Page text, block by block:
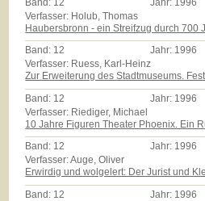
Band: 12 Jahr: 1996
Verfasser: Holub, Thomas
Haubersbronn - ein Streifzug durch 700
Band: 12 Jahr: 1996
Verfasser: Ruess, Karl-Heinz
Zur Erweiterung des Stadtmuseums.
Band: 12 Jahr: 1996
Verfasser: Riediger, Michael
10 Jahre Figuren Theater Phoenix. Ein
Band: 12 Jahr: 1996
Verfasser: Auge, Oliver
Erwirdig und wolgelert: Der Jurist und
Band: 12 Jahr: 1996